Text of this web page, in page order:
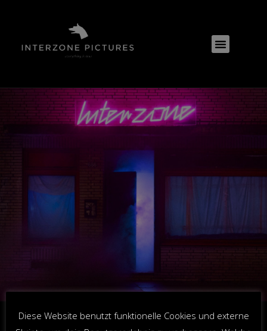
(c) Albumcover ‚Trümmer‘, PIAS Recordings
Diese Website benutzt funktionelle Cookies und externe